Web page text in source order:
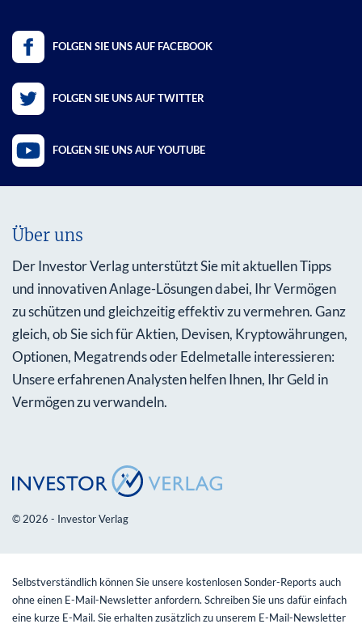
FOLGEN SIE UNS AUF FACEBOOK
FOLGEN SIE UNS AUF TWITTER
FOLGEN SIE UNS AUF YOUTUBE
Über uns
Der Investor Verlag unterstützt Sie mit aktuellen Tipps
und innovativen Anlage-Lösungen dabei, Ihr Vermögen
zu schützen und gleichzeitig effektiv zu vermehren. Ganz
gleich, ob Sie sich für Aktien, Devisen, Kryptowährungen,
Optionen, Megatrends oder Edelmetalle interessieren:
Unsere erfahrenen Analysten helfen Ihnen, Ihr Geld in
Vermögen zu verwandeln.
© 2026 - Investor Verlag
Selbstverständlich können Sie unsere kostenlosen Sonder-Reports auch
ohne einen E-Mail-Newsletter anfordern. Schreiben Sie uns dafür einfach
eine kurze E-Mail. Sie erhalten zusätzlich zu unserem E-Mail-Newsletter